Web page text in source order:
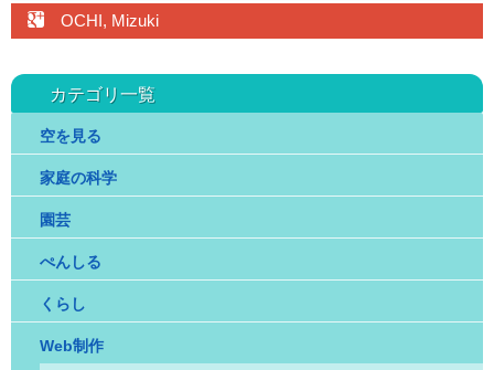
googleplus OCHI, Mizuki
カテゴリ一覧
空を見る
家庭の科学
園芸
ぺんしる
くらし
Web制作